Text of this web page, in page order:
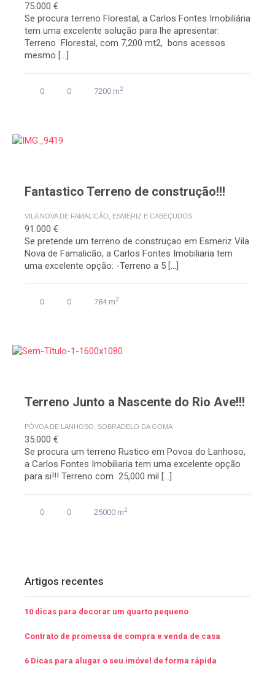
75.000 €
Se procura terreno Florestal, a Carlos Fontes Imobiliária
tem uma excelente solução para lhe apresentar:
Terreno Florestal, com 7,200 mt2, bons acessos
mesmo […]
0 0 7200 m2
Fantastico Terreno de construção!!!
VILA NOVA DE FAMALICÃO, ESMERIZ E CABEÇUDOS
91.000 €
Se pretende um terreno de construçao em Esmeriz Vila
Nova de Famalicão, a Carlos Fontes Imobiliaria tem
uma excelente opção: -Terreno a 5 […]
0 0 784 m2
Terreno Junto a Nascente do Rio Ave!!!
PÓVOA DE LANHOSO, SOBRADELO DA GOMA
35.000 €
Se procura um terreno Rustico em Povoa do Lanhoso,
a Carlos Fontes Imobiliaria tem uma excelente opção
para si!!! Terreno com 25,000 mil […]
0 0 25000 m2
Artigos recentes
10 dicas para decorar um quarto pequeno
Contrato de promessa de compra e venda de casa
6 Dicas para alugar o seu imóvel de forma rápida